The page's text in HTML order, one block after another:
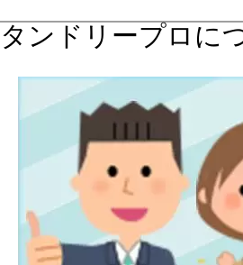
タンドリープロに